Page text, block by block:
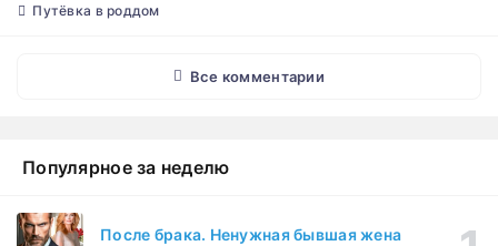
Путёвка в роддом
Все комментарии
Популярное за неделю
После брака. Ненужная бывшая жена